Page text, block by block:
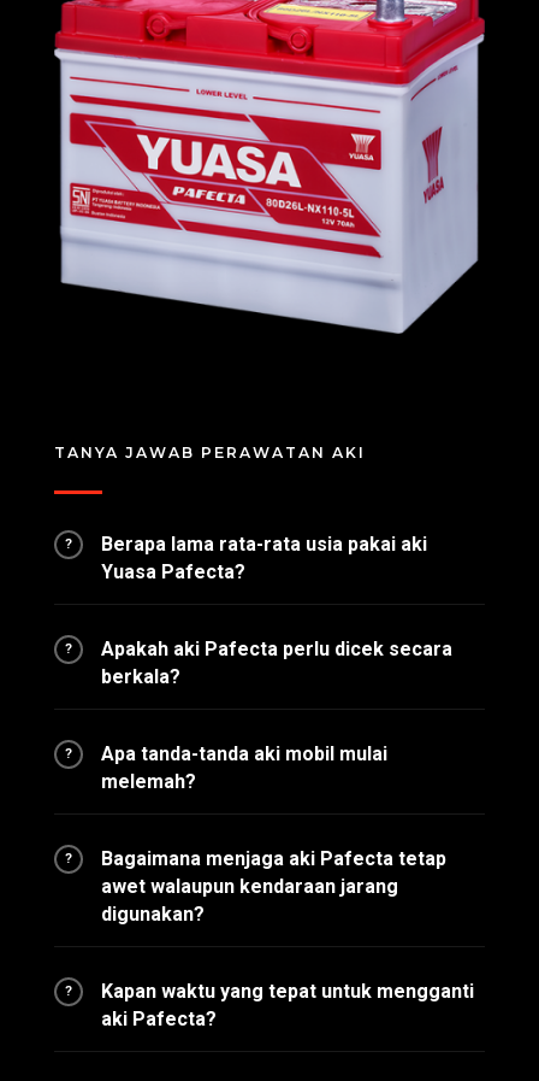
TANYA JAWAB PERAWATAN AKI
?
Berapa lama rata-rata usia pakai aki
Yuasa Pafecta?
?
Apakah aki Pafecta perlu dicek secara
berkala?
?
Apa tanda-tanda aki mobil mulai
melemah?
?
Bagaimana menjaga aki Pafecta tetap
awet walaupun kendaraan jarang
digunakan?
?
Kapan waktu yang tepat untuk mengganti
aki Pafecta?